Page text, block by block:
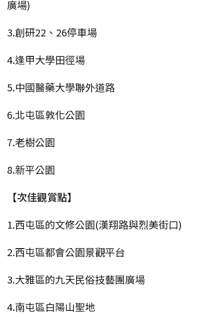
廣場)
3.創研22、26停車場
4.逢甲大學田徑場
5.中國醫藥大學聯外道路
6.北屯區敦化公園
7.老樹公園
8.新平公園
【次佳觀賞點】
1.西屯區的文修公園(漢翔路與烈美街口)
2.西屯區都會公園景觀平台
3.大雅區的九天民俗技藝團廣場
4.南屯區白陽山聖地